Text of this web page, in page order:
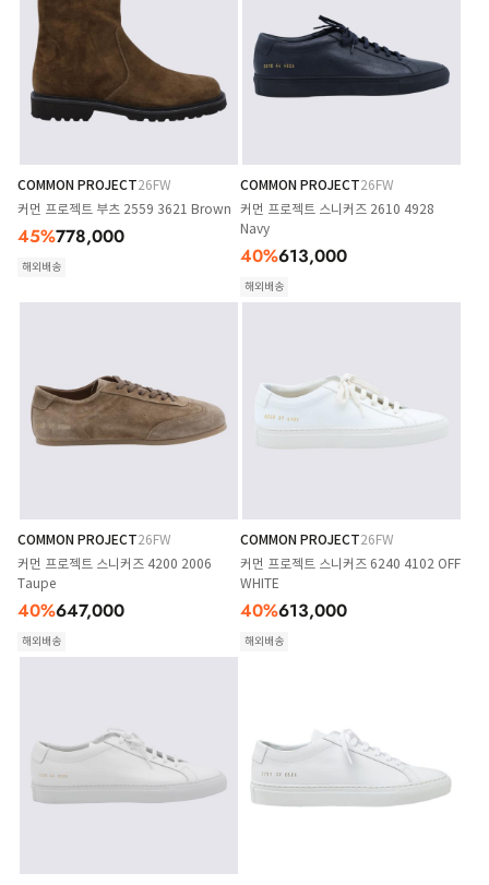
COMMON PROJECT26FW
커먼 프로젝트 부츠 2559 3621 Brown
45%778,000
해외배송
COMMON PROJECT26FW
커먼 프로젝트 스니커즈 2610 4928
Navy
40%613,000
해외배송
COMMON PROJECT26FW
커먼 프로젝트 스니커즈 4200 2006
Taupe
40%647,000
해외배송
COMMON PROJECT26FW
커먼 프로젝트 스니커즈 6240 4102 OFF
WHITE
40%613,000
해외배송